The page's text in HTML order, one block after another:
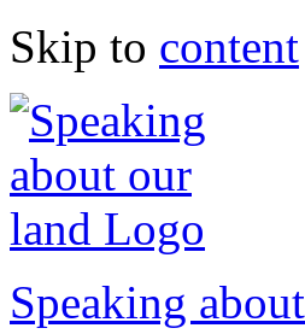
Skip to content
Speaking